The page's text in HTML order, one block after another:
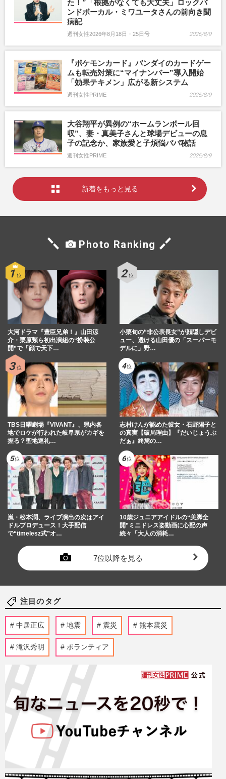
た！”「根拠がなくても大丈夫」ロックバ
ンドボーカル・ミワユータさんの前向き闘
病記
週刊女性2026年8月18日・25日号 2026/8/9
『ポケモンカード』バンダイのカードゲー
ムも転売対策に“マイナンバー”導入開始
「効果テキメン」広がる新システム
週刊女性PRIME 2026/8/9
大谷翔平が異例の“ホームランボール回
収”、妻・真美子さんと球場デビューの息
子の記念か、家族愛と子煩悩パパ秘話
週刊女性PRIME 2026/8/9
新着をもっと見る
Photo Ranking
大河ドラマ『豊臣兄弟！』山田涼
介・栗原類ら初出演組の“扮装公
開”で「顔で天下…
小栗旬の“非公表長女”が顔隠しデビ
ュー、透ける山田優の「スーパーモ
デルに」野…
TBS日曜劇場『VIVANT』、県内各
地でロケが行われた岐阜県がカギを
握る？聖地巡礼…
志村けんが認めた彼女・石野陽子と
の真実【破局理由】『だいじょうぶ
だぁ』終焉の…
嵐・松本潤、ライブ演出の次はアイ
ドルプロデュース！大手配信
で“timelesz式”オ…
10歳ジュニアアイドルの“美脚全
開”ミニドレス姿動画に心配の声
続々「大人の消耗…
7位以降を見る
注目のタグ
中居正広 地震 震災 熊本震災
滝沢秀明 ボランティア